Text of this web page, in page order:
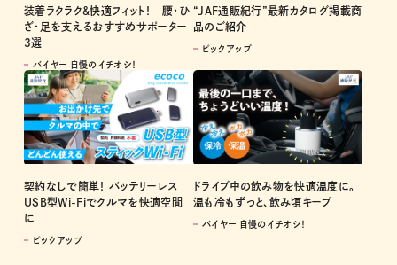
装着ラクラク＆快適フィット！ 腰・ひ
ざ・足を支えるおすすめサポーター
3選
バイヤー 自慢のイチオシ！
“JAF通販紀行”最新カタログ掲載商
品のご紹介
ピックアップ
契約なしで簡単！ バッテリーレス
USB型Wi-Fiでクルマを快適空間
に
ピックアップ
ドライブ中の飲み物を快適温度に。
温も冷もずっと、飲み頃キープ
バイヤー 自慢のイチオシ！